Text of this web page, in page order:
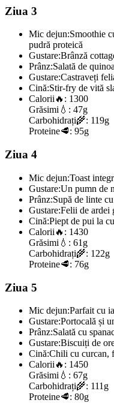
Ziua 3
Mic dejun:Smoothie
pudră proteică
Gustare:Brânză
Prânz:Salată de
Gustare:Castraveți
Cină:Stir-fry de vită
Calorii 🔥: 1300
Grăsimi 💧: 47g
Carbohidrați🌾: 119g
Proteine🥩: 95g
Ziua 4
Mic dejun:Toast
Gustare:Un pumn de
Prânz:Supă de linte
Gustare:Felii de ardei
Cină:Piept de pui la
Calorii 🔥: 1430
Grăsimi 💧: 61g
Carbohidrați🌾: 122g
Proteine🥩: 76g
Ziua 5
Mic dejun:Parfait cu
Gustare:Portocală și
Prânz:Salată cu
Gustare:Biscuiți de
Cină:Chili cu curcan,
Calorii 🔥: 1450
Grăsimi 💧: 67g
Carbohidrați🌾: 111g
Proteine🥩: 80g